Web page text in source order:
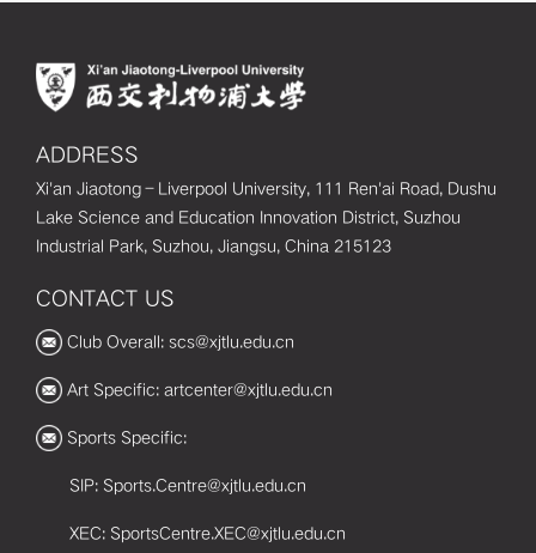
ADDRESS
Xi'an Jiaotong–Liverpool University, 111 Ren'ai Road, Dushu
Lake Science and Education Innovation District, Suzhou
Industrial Park, Suzhou, Jiangsu, China 215123
CONTACT US
Club Overall: scs@xjtlu.edu.cn
Art Specific: artcenter@xjtlu.edu.cn
Sports Specific:
SIP: Sports.Centre@xjtlu.edu.cn
XEC: SportsCentre.XEC@xjtlu.edu.cn